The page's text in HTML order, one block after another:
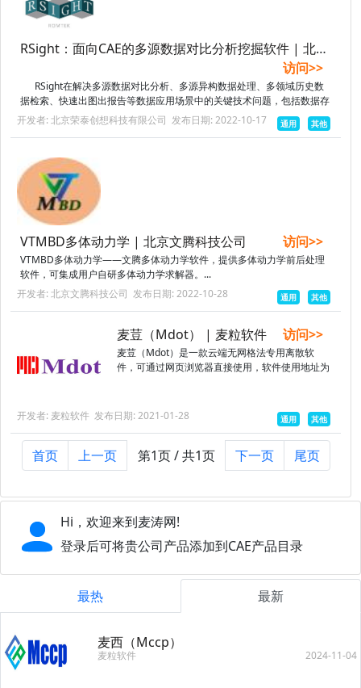
RSight：面向CAE的多源数据对比分析挖掘软件 | 北京荣泰创想科技有限公司
访问>>
RSight在解决多源数据对比分析、多源异构数据处理、多领域历史数
据检索、快速出图出报告等数据应用场景中的关键技术问题，包括数据存
储、数据检索、数据传递、数据...
开发者: 北京荣泰创想科技有限公司 发布日期: 2022-10-17 其他
通用
VTMBD多体动力学 | 北京文腾科技公司 访问>>
VTMBD多体动力学——文腾多体动力学软件，提供多体动力学前后处理
软件，可集成用户自研多体动力学求解器。...
开发者: 北京文腾科技公司 发布日期: 2022-10-28 其他
通用
麦荳（Mdot） | 麦粒软件 访问>>
麦荳（Mdot）是一款云端无网格法专用离散软
件，可通过网页浏览器直接使用，软件使用地址为
节点...
开发者: 麦粒软件 发布日期: 2021-01-28 其他
通用
首页 上一页 第1页 / 共1页 下一页 尾页
Hi，欢迎来到麦涛网!
登录后可将贵公司产品添加到CAE产品目录
最热 最新
麦西（Mccp）
麦粒软件 2024-11-04